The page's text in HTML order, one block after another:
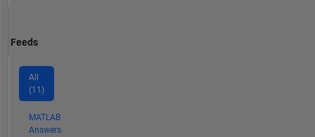
Feeds
All
(11)
MATLAB
Answers